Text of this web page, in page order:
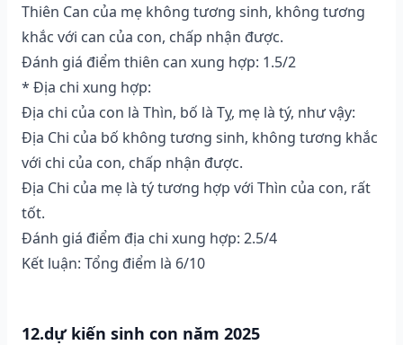
Thiên Can của mẹ không tương sinh, không tương
khắc với can của con, chấp nhận được.
Đánh giá điểm thiên can xung hợp: 1.5/2
* Địa chi xung hợp:
Địa chi của con là Thìn, bố là Tỵ, mẹ là tý, như vậy:
Địa Chi của bố không tương sinh, không tương khắc
với chi của con, chấp nhận được.
Địa Chi của mẹ là tý tương hợp với Thìn của con, rất
tốt.
Đánh giá điểm địa chi xung hợp: 2.5/4
Kết luận: Tổng điểm là 6/10
12.dự kiến sinh con năm 2025